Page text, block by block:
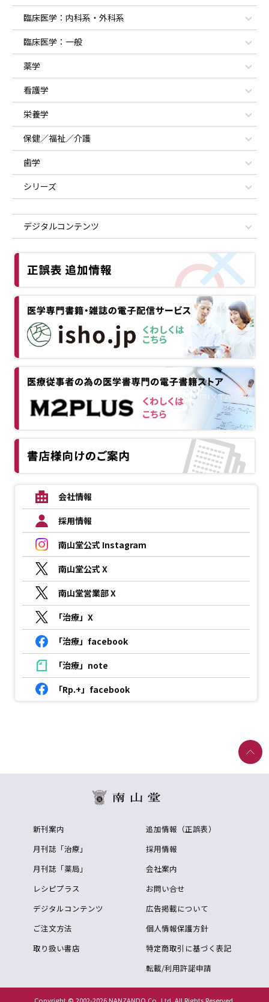
臨床医学：内科系・外科系
臨床医学：一般
薬学
看護学
栄養学
保健／福祉／介護
歯学
シリーズ
デジタルコンテンツ
会社情報
採用情報
南山堂公式 Instagram
南山堂公式 X
南山堂営業部 X
「治療」X
「治療」facebook
「治療」note
「Rp.+」facebook
新刊案内
月刊誌「治療」
月刊誌「薬局」
レシピプラス
デジタルコンテンツ
ご注文方法
取り扱い書店
追加情報（正誤表）
採用情報
会社案内
お問い合せ
広告掲載について
個人情報保護方針
特定商取引に基づく表記
転載/利用許諾申請
Copyright © 2002-2026 NANZANDO Co.,Ltd. All Rights Reserved.